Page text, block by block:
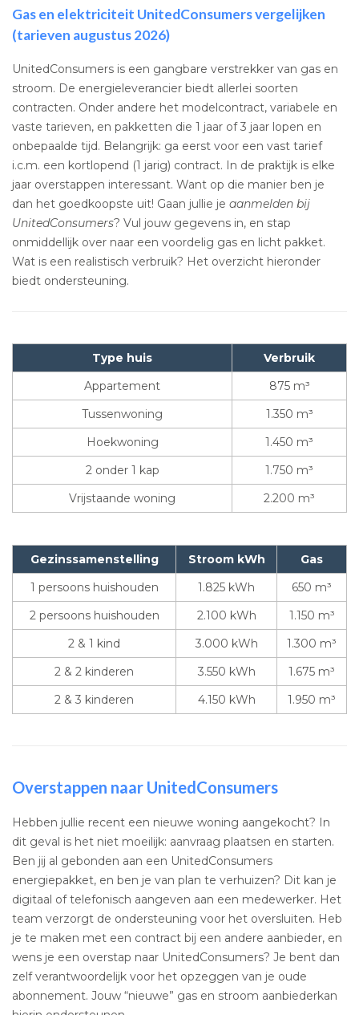
Gas en elektriciteit UnitedConsumers vergelijken
(tarieven augustus 2026)
UnitedConsumers is een gangbare verstrekker van gas en
stroom. De energieleverancier biedt allerlei soorten
contracten. Onder andere het modelcontract, variabele en
vaste tarieven, en pakketten die 1 jaar of 3 jaar lopen en
onbepaalde tijd. Belangrijk: ga eerst voor een vast tarief
i.c.m. een kortlopend (1 jarig) contract. In de praktijk is elke
jaar overstappen interessant. Want op die manier ben je
dan het goedkoopste uit! Gaan jullie je aanmelden bij
UnitedConsumers? Vul jouw gegevens in, en stap
onmiddellijk over naar een voordelig gas en licht pakket.
Wat is een realistisch verbruik? Het overzicht hieronder
biedt ondersteuning.
Type huis
Verbruik
Appartement
875 m³
Tussenwoning
1.350 m³
Hoekwoning
1.450 m³
2 onder 1 kap
1.750 m³
Vrijstaande woning
2.200 m³
Gezinssamenstelling Stroom kWh
Gas
1 persoons huishouden
1.825 kWh
650 m³
2 persoons huishouden
2.100 kWh
1.150 m³
2 & 1 kind
3.000 kWh
1.300 m³
2 & 2 kinderen
3.550 kWh
1.675 m³
2 & 3 kinderen
4.150 kWh 1.950 m³
Overstappen naar UnitedConsumers
Hebben jullie recent een nieuwe woning aangekocht? In
dit geval is het niet moeilijk: aanvraag plaatsen en starten.
Ben jij al gebonden aan een UnitedConsumers
energiepakket, en ben je van plan te verhuizen? Dit kan je
digitaal of telefonisch aangeven aan een medewerker. Het
team verzorgt de ondersteuning voor het oversluiten. Heb
je te maken met een contract bij een andere aanbieder, en
wens je een overstap naar UnitedConsumers? Je bent dan
zelf verantwoordelijk voor het opzeggen van je oude
abonnement. Jouw “nieuwe” gas en stroom aanbiederkan